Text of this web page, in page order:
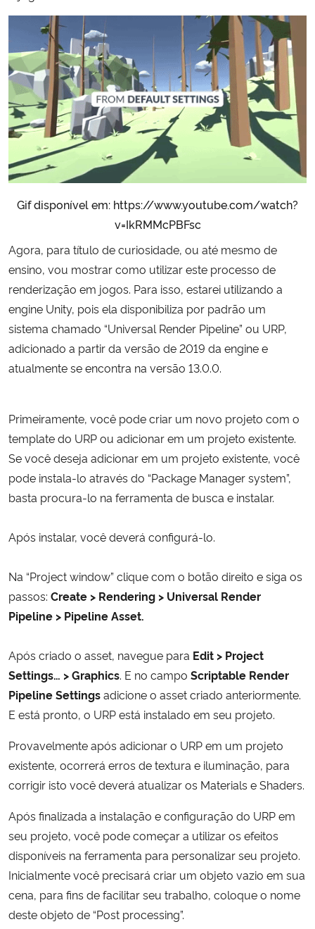
Gif disponível em: https://www.youtube.com/watch?
v=IkRMMcPBFsc
Agora, para título de curiosidade, ou até mesmo de
ensino, vou mostrar como utilizar este processo de
renderização em jogos. Para isso, estarei utilizando a
engine Unity, pois ela disponibiliza por padrão um
sistema chamado “Universal Render Pipeline” ou URP,
adicionado a partir da versão de 2019 da engine e
atualmente se encontra na versão 13.0.0.
Primeiramente, você pode criar um novo projeto com o
template do URP ou adicionar em um projeto existente.
Se você deseja adicionar em um projeto existente, você
pode instala-lo através do “Package Manager system”,
basta procura-lo na ferramenta de busca e instalar.
Após instalar, você deverá configurá-lo.
Na “Project window” clique com o botão direito e siga os
passos: Create > Rendering > Universal Render
Pipeline > Pipeline Asset.
Após criado o asset, navegue para Edit > Project
Settings… > Graphics. E no campo Scriptable Render
Pipeline Settingsadicione o asset criado anteriormente.
E está pronto, o URP está instalado em seu projeto.
Provavelmente após adicionar o URP em um projeto
existente, ocorrerá erros de textura e iluminação, para
corrigir isto você deverá atualizar os Materials e Shaders.
Após finalizada a instalação e configuração do URP em
seu projeto, você pode começar a utilizar os efeitos
disponíveis na ferramenta para personalizar seu projeto.
Inicialmente você precisará criar um objeto vazio em sua
cena, para fins de facilitar seu trabalho, coloque o nome
deste objeto de “Post processing”.